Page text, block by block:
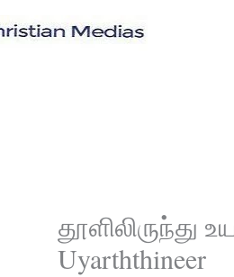
தூளிலிருந்து
Uyarththineer